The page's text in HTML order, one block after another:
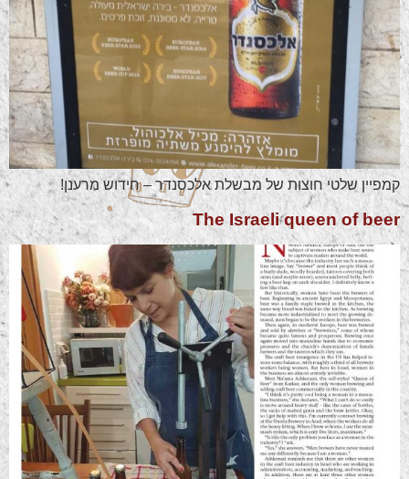
קמפיין שלטי חוצות של מבשלת אלכסנדר – חידוש מרענן!
The Israeli queen of beer